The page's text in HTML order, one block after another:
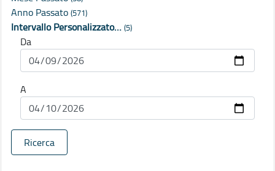
Anno Passato (571)
Intervallo Personalizzato… (5)
Da
A
Ricerca